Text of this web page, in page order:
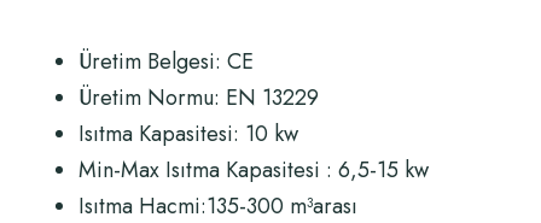
Üretim Belgesi: CE
Üretim Normu: EN 13229
Isıtma Kapasitesi: 10 kw
Min-Max Isıtma Kapasitesi : 6,5-15 kw
Isıtma Hacmi:135-300 m³arası